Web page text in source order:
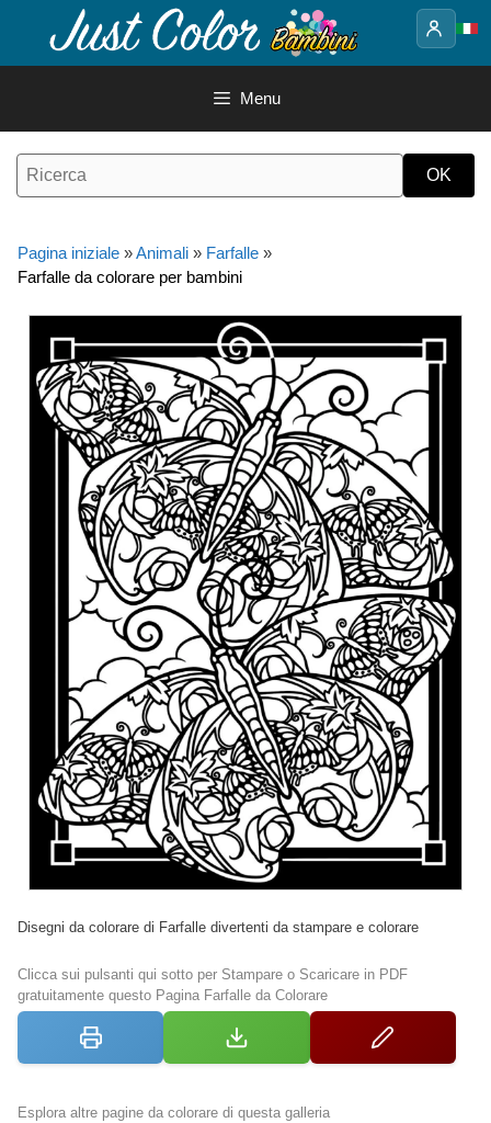
contenuto
Menu
Pagina iniziale »Animali » Farfalle »
Farfalle da colorare per bambini
Disegni da colorare di Farfalle divertenti da stampare e colorare
Clicca sui pulsanti qui sotto per Stampare o Scaricare in PDF
gratuitamente questo Pagina Farfalle da Colorare
Esplora altre pagine da colorare di questa galleria